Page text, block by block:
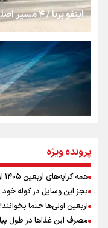
جمله‌ای که
تهران رفتند»
سه حسرتی
نگاه
اینفو برنا / ۴ مسیر اصلی پیاده روی اربعین در عراق
اینفو برنا /
پرونده ویژه
همه کرایه‌های اربعین ۱۴۰۵ از مرز تا نجف و کربلا
بجز این وسایل در کوله خود برای
اربعین اولی‌ها حتما بخوانند!
مصرف این غذاها در طول